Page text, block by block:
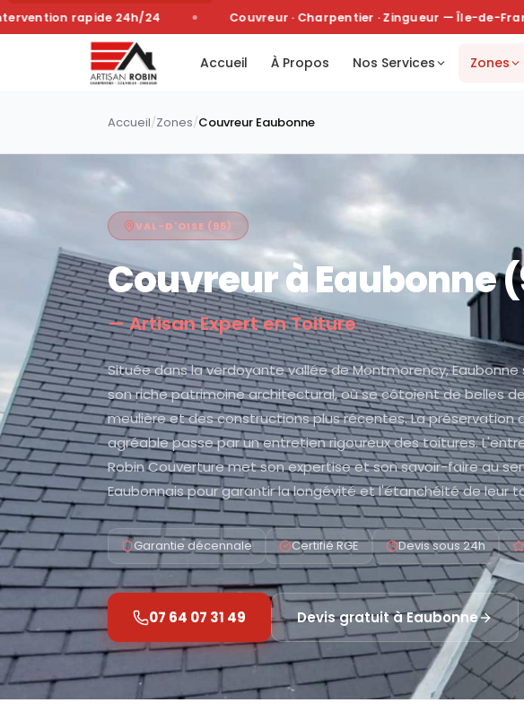
rapide 24h/24 Couvreur · Charpentier · Zingueur — Île-de-France
Accueil À Propos Nos Services Zones
Accueil/Zones/Couvreur Eaubonne
VAL-D'OISE (95)
Couvreur àEaubonne(
— Artisan Expert en Toiture
Située dans la verdoyante vallée de Montmorency,
son riche patrimoine architectural, où se côtoient de belles
meulière et des constructions plus récentes. La préservation
agréable passe par un entretien rigoureux des toitures.
Robin Couverture met son expertise et son savoir-faire au
Eaubonnais pour garantir la longévité et l'étanchéité de leur
Garantie décennale Certifié RGE Devis sous 24h
07 64 07 31 49 Devis gratuit àEaubonne